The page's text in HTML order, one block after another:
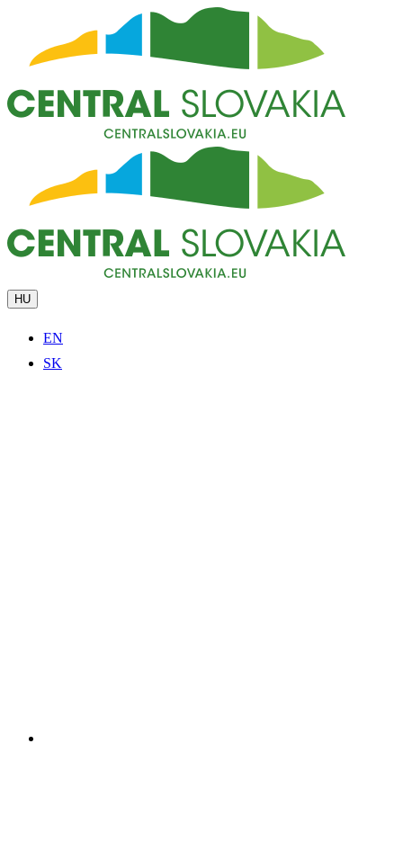
HU
EN
SK